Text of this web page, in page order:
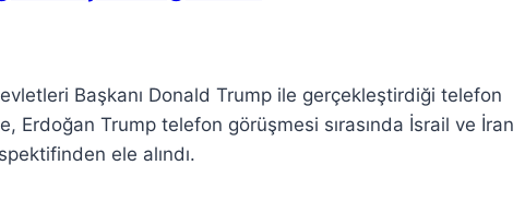
Başkanı Donald Trump ile gerçekleştirdiği telefon
Trump telefon görüşmesi sırasında İsrail ve İran
ele alındı.